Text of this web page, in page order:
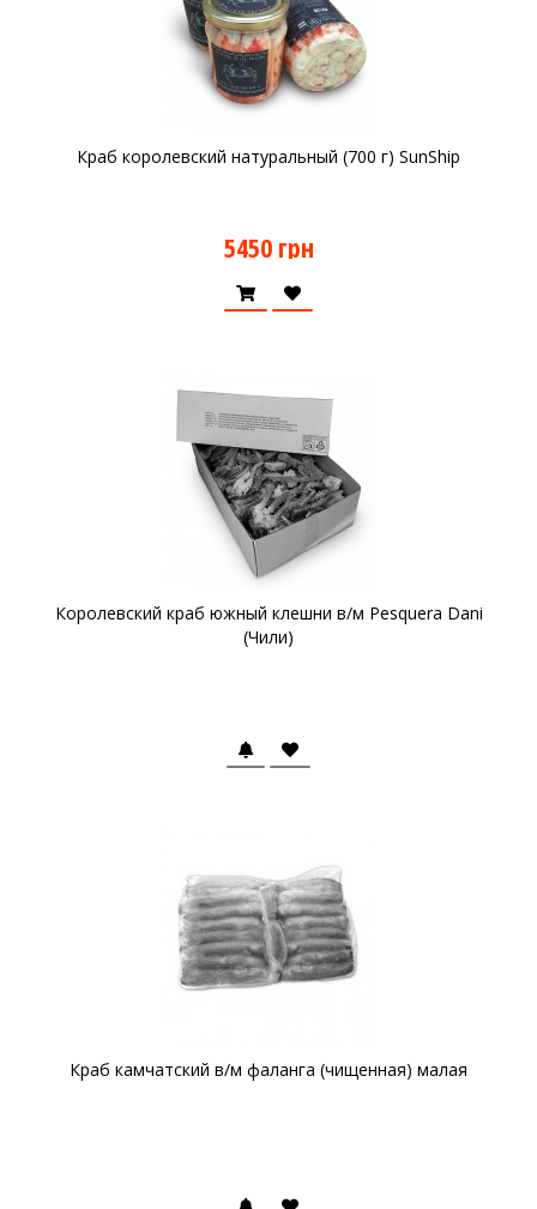
Краб королевский натуральный (700 г) SunShip
5450 грн
Королевский краб южный клешни в/м Pesquera Dani
(Чили)
Краб камчатский в/м фаланга (чищенная) малая